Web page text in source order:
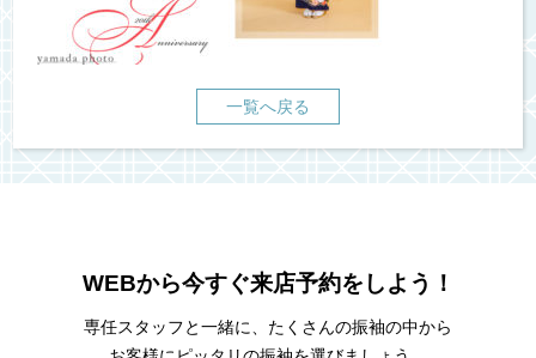
一覧へ戻る
WEBから今すぐ来店予約をしよう！
専任スタッフと一緒に、たくさんの振袖の中から